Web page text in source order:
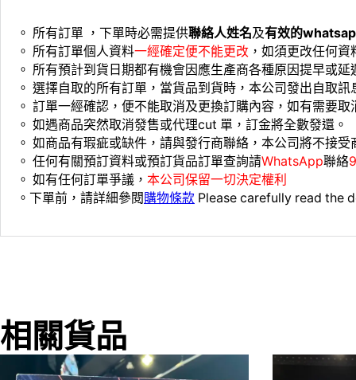
。 所有訂單 ，下單時必需提供聯絡人姓名及有效的
。 ⁠所有訂單個人資料一經確定便不能更改 ，如須更改任何
。 ⁠所有預計到貨日期都有機會因應生產商各種原因提早或
。 ⁠選擇自取的所有訂單，當貨品到貨時，本公司發出自取訊
。 ⁠訂單一經確認，便不能取消及更換訂購內容，如有需要取
。 ⁠如遇商品突然取消發售或代理cut 單，訂金將全數發還。
。 ⁠如商品有瑕疵或缺件，請與發行商聯絡，本公司將不接
。 ⁠⁠任何有關預訂資料或預訂貨品訂單查詢請WhatsApp聯絡
。 ⁠如有任何訂單爭議， 本公司保留一切決定權利
。下單前，請詳細參閱購物條款 Please carefully read the
相關貨品